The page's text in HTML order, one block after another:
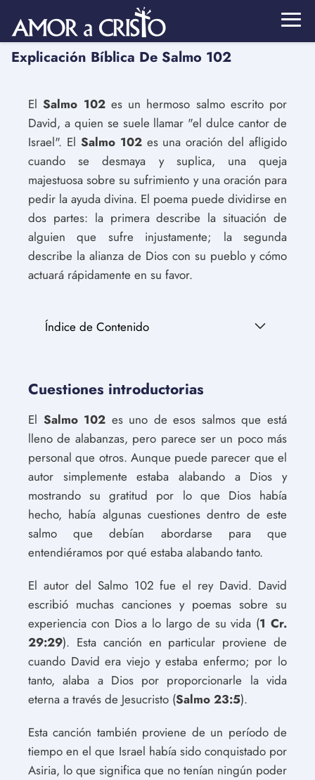
Explicación Bíblica De Salmo 102
ElSalmo 102es un hermoso salmo escrito por
David, a quien se suele llamar "el dulce cantor de
Israel". El Salmo 102es una oración del afligido
cuando se desmaya y suplica, una queja
majestuosa sobre su sufrimiento y una oración para
pedir la ayuda divina. El poema puede dividirse en
dos partes: la primera describe la situación de
alguien que sufre injustamente; la segunda
describe la alianza de Dios con su pueblo y cómo
actuará rápidamente en su favor.
Índice de Contenido
Cuestiones introductorias
El Salmo 102 es uno de esos salmos que está
lleno de alabanzas, pero parece ser un poco más
personal que otros. Aunque puede parecer que el
autor simplemente estaba alabando a Dios y
mostrando su gratitud por lo que Dios había
hecho, había algunas cuestiones dentro de este
salmo que debían abordarse para que
entendiéramos por qué estaba alabando tanto.
El autor del Salmo 102 fue el rey David. David
escribió muchas canciones y poemas sobre su
experiencia con Dios a lo largo de su vida (1 Cr.
29:29). Esta canción en particular proviene de
cuando David era viejo y estaba enfermo; por lo
tanto, alaba a Dios por proporcionarle la vida
eterna a través de Jesucristo (Salmo 23:5).
Esta canción también proviene de un período de
tiempo en el que Israel había sido conquistado por
Asiria, lo que significa que no tenían ningún poder